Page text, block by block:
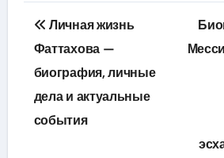
Навигация
по
записям
Личная жизнь
Фаттахова —
биография, личные
дела и актуальные
события